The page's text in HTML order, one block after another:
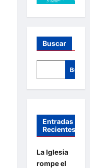
Buscar
Entradas
Recientes
La Iglesia
rompe el